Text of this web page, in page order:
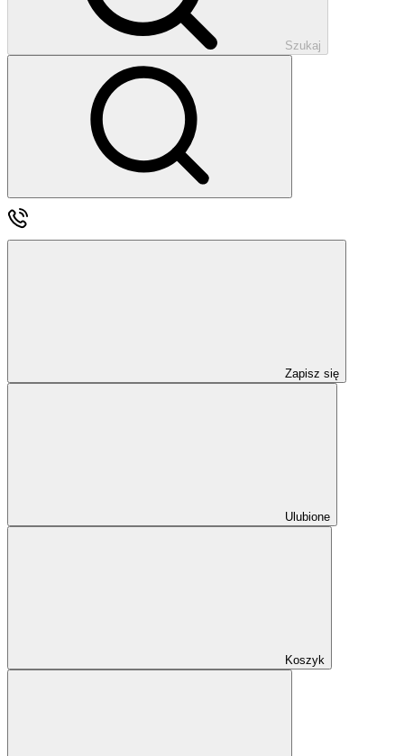
Szukaj
Zapisz się
Ulubione
Koszyk